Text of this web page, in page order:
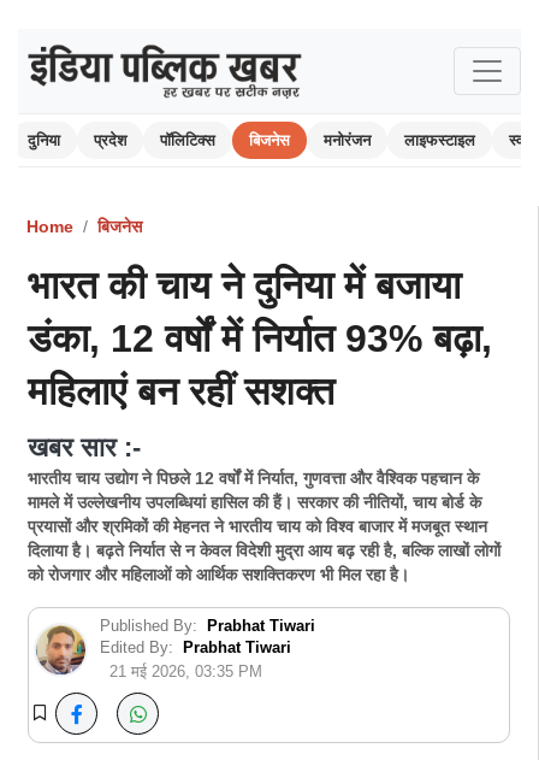
दुनिया प्रदेश पॉलिटिक्स बिजनेस मनोरंजन लाइफस्टाइल
Home बिजनेस
भारत की चाय ने दुनिया में बजाया
डंका, 12 वर्षों में निर्यात 93% बढ़ा,
महिलाएं बन रहीं सशक्त
खबर सार :-
भारतीय चाय उद्योग ने पिछले 12 वर्षों में निर्यात, गुणवत्ता और वैश्विक पहचान के
मामले में उल्लेखनीय उपलब्धियां हासिल की हैं। सरकार की नीतियों, चाय बोर्ड के
प्रयासों और श्रमिकों की मेहनत ने भारतीय चाय को विश्व बाजार में मजबूत स्थान
दिलाया है। बढ़ते निर्यात से न केवल विदेशी मुद्रा आय बढ़ रही है, बल्कि लाखों लोगों
को रोजगार और महिलाओं को आर्थिक सशक्तिकरण भी मिल रहा है।
Published By:
Prabhat Tiwari
Edited By:
Prabhat Tiwari
21 मई 2026, 03:35 PM